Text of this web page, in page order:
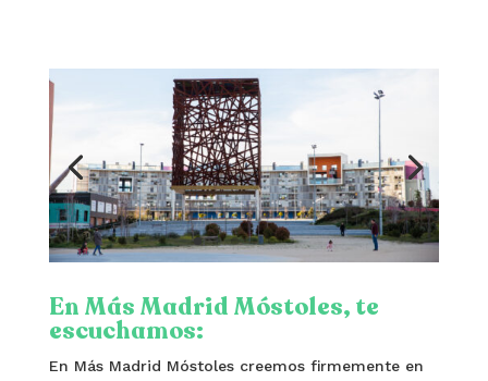
En Más Madrid Móstoles, te
escuchamos:
En Más Madrid Móstoles creemos firmemente en